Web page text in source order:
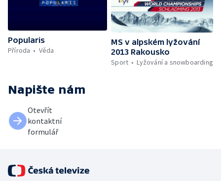
Popularis
Příroda
Věda
MS v alpském lyžování
2013 Rakousko
Sport
Lyžování a snowboarding
Napište nám
Otevřít
kontaktní
formulář